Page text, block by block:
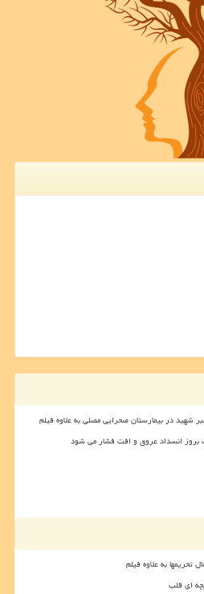
انسداد عروق و افت فشار می شود
به علاوه فیلم
ای قلب